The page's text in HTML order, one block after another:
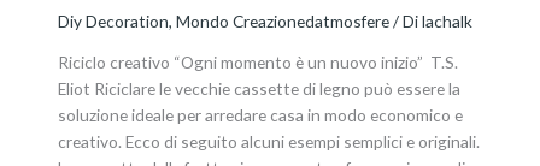
Diy Decoration,Mondo Creazionedatmosfere/ Dilachalk
Riciclo creativo “Ogni momento è un nuovo inizio” T.S.
Eliot Riciclare le vecchie cassette di legno può essere la
soluzione ideale per arredare casa in modo economico e
creativo. Ecco di seguito alcuni esempi semplici e originali.